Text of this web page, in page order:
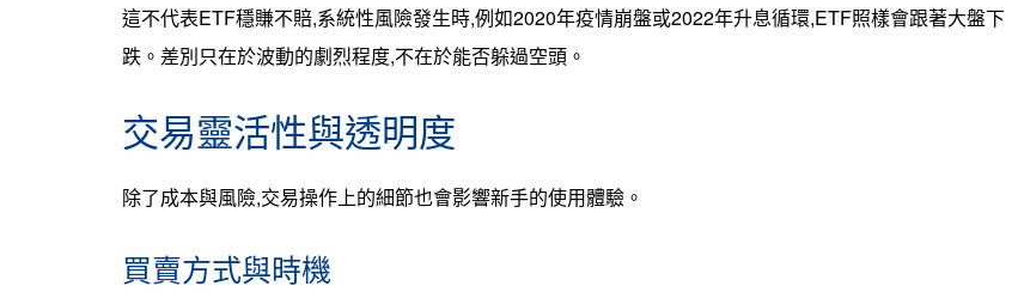
這不代表ETF穩賺不賠,系統性風險發生時,例如2020年疫情崩盤或2022年升息循環,ETF照樣會跟著大盤下
跌。差別只在於波動的劇烈程度,不在於能否躲過空頭。
交易靈活性與透明度
除了成本與風險,交易操作上的細節也會影響新手的使用體驗。
買賣方式與時機